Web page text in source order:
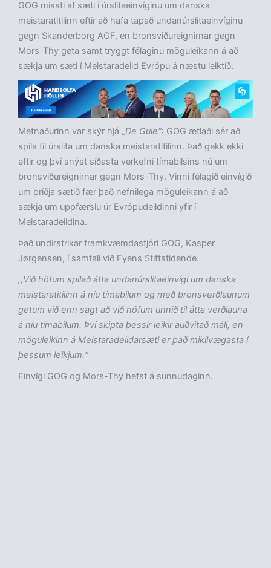
GOG missti af sæti í úrslitaeinvíginu um danska
meistaratitilinn eftir að hafa tapað undanúrslitaeinvíginu
gegn Skanderborg AGF, en bronsviðureignirnar gegn
Mors-Thy geta samt tryggt félaginu möguleikann á að
sækja um sæti í Meistaradeild Evrópu á næstu leiktíð.
Metnaðurinn var skýr hjá „De Gule“: GOG ætlaði sér að
spila til úrslita um danska meistaratitilinn. Það gekk ekki
eftir og því snýst síðasta verkefni tímabilsins nú um
bronsviðureignirnar gegn Mors-Thy. Vinni félagið einvígið
um þriðja sætið fær það nefnilega möguleikann á að
sækja um uppfærslu úr Evrópudeildinni yfir í
Meistaradeildina.
Það undirstrikar framkvæmdastjóri GOG, Kasper
Jørgensen, í samtali við Fyens Stiftstidende.
,,Við höfum spilað átta undanúrslitaeinvígi um danska
meistaratitilinn á níu tímabilum og með bronsverðlaunum
getum við enn sagt að við höfum unnið til átta verðlauna
á níu tímabilum. Því skipta þessir leikir auðvitað máli, en
möguleikinn á Meistaradeildarsæti er það mikilvægasta í
þessum leikjum.“
Einvígi GOG og Mors-Thy hefst á sunnudaginn.